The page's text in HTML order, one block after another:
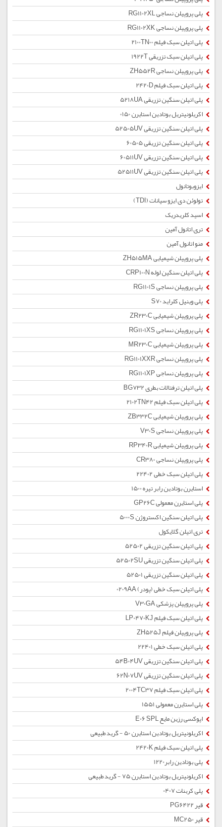
پلی پروپیلن نساجی RG1102XL
پلی پروپیلن نساجی RG1102XK
پلی اتیلن سبک فیلم 2100TN00
پلی اتیلن سبک تزریقی 1922T
پلی پروپیلن نساجی ZH552R
پلی اتیلن سبک فیلم 2420D
پلی اتیلن سنگین تزریقی 5218UA
اکریلونیتریل بوتادین استایرن 0150
پلی اتیلن سنگین تزریقی 52505UV
پلی اتیلن سنگین تزریقی 60505
پلی اتیلن سنگین تزریقی 60511UV
پلی اتیلن سنگین تزریقی 52511UV
ایزوبوتانول
تولوئن دی ایزو سیانات (TDI)
اسید کلریدریک
تری اتانول آمین
منو اتانول آمین
پلی پروپیلن شیمیایی ZH515MA
پلی اتیلن سنگین لوله CRP100N
پلی پروپیلن نساجی RG1101S
پلی وینیل کلراید S70
پلی پروپیلن شیمیایی ZR230C
پلی پروپیلن نساجی RG1101XS
پلی پروپیلن شیمیایی MR230C
پلی پروپیلن نساجی RG1101XXR
پلی پروپیلن نساجی RG1101XP
پلی اتیلن ترفتالات بطری BG732
پلی اتیلن سبک فیلم 2102TN42
پلی پروپیلن شیمیایی ZB332C
پلی پروپیلن نساجی V30S
پلی پروپیلن شیمیایی RP340R
پلی پروپیلن نساجی CR380
پلی اتیلن سبک خطی 22402
استایرن بوتادین رابر تیره 1500
پلی استایرن معمولی GP26C
پلی اتیلن سنگین اکستروژن 5000S
تری اتیلن گلایکول
پلی اتیلن سنگین تزریقی 52502
پلی اتیلن سنگین تزریقی 52502SU
پلی اتیلن سنگین تزریقی 52501
پلی اتیلن سبک خطی (پودر) 0209AA
پلی پروپیلن پزشکی V30GA
پلی اتیلن سبک فیلم LP0470KJ
پلی پروپیلن فیلم ZH525J
پلی اتیلن سبک خطی 22401
پلی اتیلن سنگین تزریقی 54B04UV
پلی اتیلن سنگین تزریقی 62N07UV
پلی اتیلن سبک فیلم 2004TC37
پلی استایرن معمولی 1551
اپوکسی رزین مایع E06 SPL
اکریلونیتریل بوتادین استایرن 50 - گرید طبیعی
پلی اتیلن سبک فیلم 2420K
پلی بوتادین رابر1220
اکریلونیتریل بوتادین استایرن 75 - گرید طبیعی
پلی کربنات 0407
قیر PG6422
قیر MC250